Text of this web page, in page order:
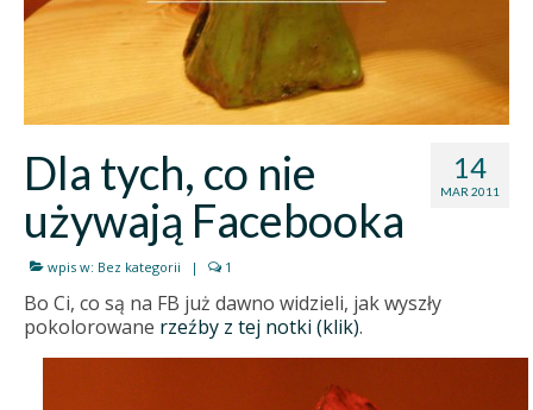
14
MAR 2011
Dla tych, co nie
używają Facebooka
wpis w: Bez kategorii | 1
Bo Ci, co są na FB już dawno widzieli, jak wyszły
pokolorowane rzeźby z tej notki (klik).